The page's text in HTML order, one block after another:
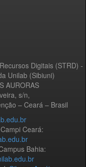
Digitais (STRD) -
Unilab (Sibiuni)
AURORAS
s/n,
– Ceará – Brasil
Ceará:
Bahia: